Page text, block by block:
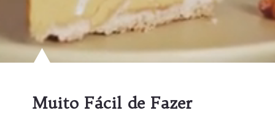
Muito Fácil de Fazer